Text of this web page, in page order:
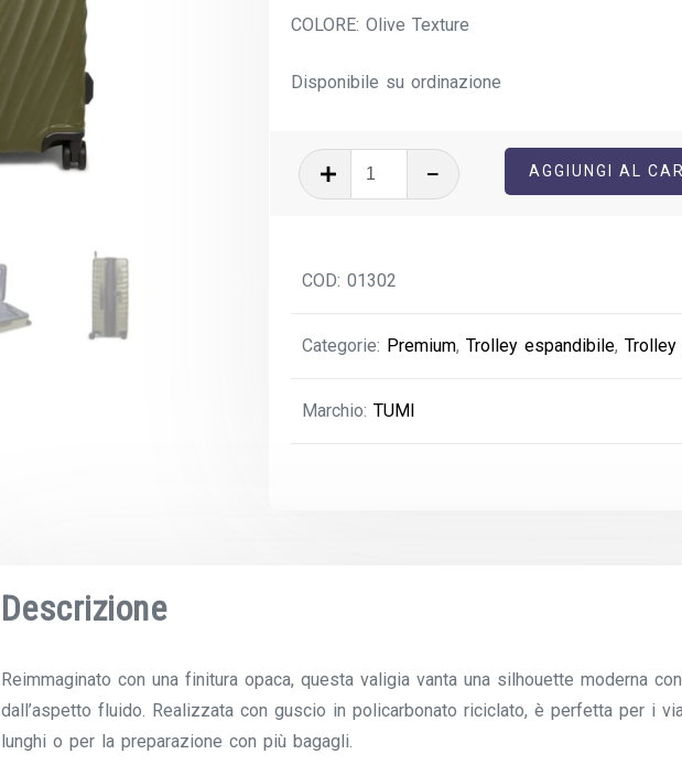
COLORE: Olive Texture
Disponibile su ordinazione
Degree
AGGIUNGI AL
COD:01302
Categorie: Premium,Trolley espandibile,
Marchio:TUMI
Descrizione
Reimmaginato con una finitura opaca, questa valigia vanta una silhouette moderna
dall’aspetto fluido. Realizzata con guscio in policarbonato riciclato, è perfetta per i
lunghi o per la preparazione con più bagagli.